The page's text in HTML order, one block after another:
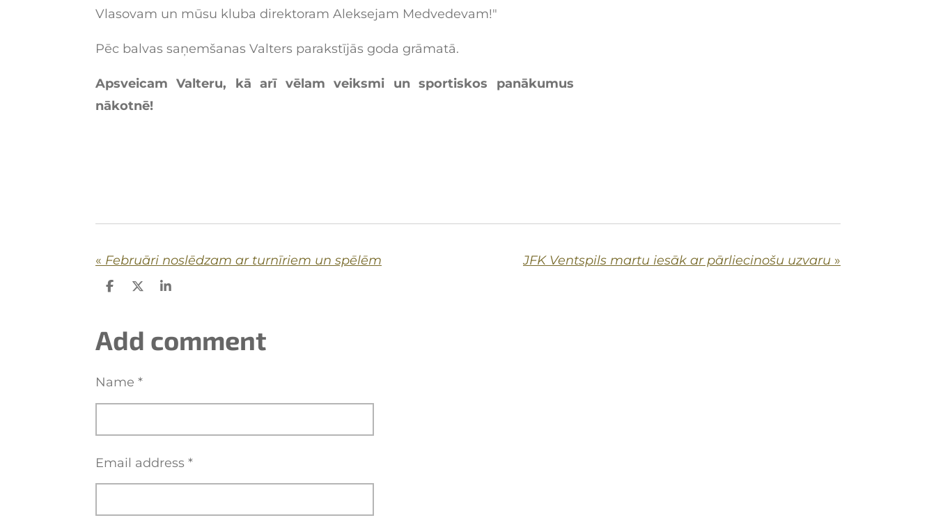
Vlasovam un mūsu kluba direktoram Aleksejam Medvedevam!"
Pēc balvas saņemšanas Valters parakstījās goda grāmatā.
Apsveicam Valteru, kā arī vēlam veiksmi un sportiskos panākumus
nākotnē!
« Februāri noslēdzam ar turnīriem un spēlēm JFK Ventspils martu iesāk ar pārliecinošu uzvaru »
S
e
S
r
e
S
e
Add comment
Name *
Email address *